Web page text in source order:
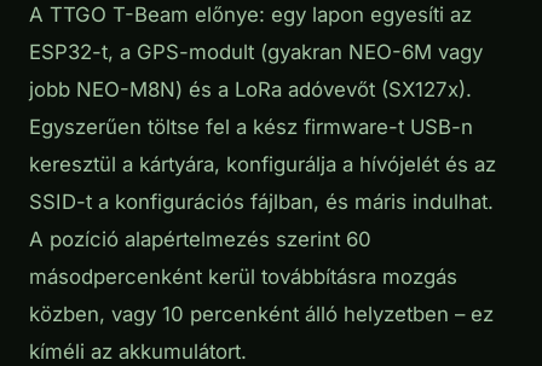
A TTGO T-Beam előnye: egy lapon egyesíti az
ESP32-t, a GPS-modult (gyakran NEO-6M vagy
jobb NEO-M8N) és a LoRa adóvevőt (SX127x).
Egyszerűen töltse fel a kész firmware-t USB-n
keresztül a kártyára, konfigurálja a hívójelét és az
SSID-t a konfigurációs fájlban, és máris indulhat.
A pozíció alapértelmezés szerint 60
másodpercenként kerül továbbításra mozgás
közben, vagy 10 percenként álló helyzetben – ez
kíméli az akkumulátort.